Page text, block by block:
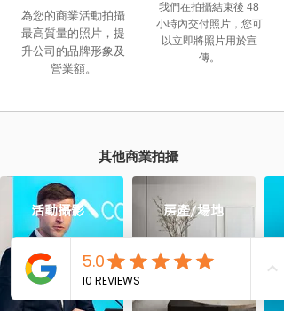
為您的商業活動拍攝
最高質量的照片，提
升公司的品牌形象及
營業額。
我們在拍攝結束後 48
小時內交付照片，您可
以立即將照片用於宣
傳。
​其他商業拍攝
活動攝影 房產/場地